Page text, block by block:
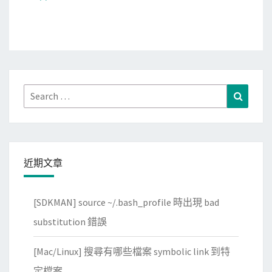
Search
for:
近期文章
[SDKMAN] source ~/.bash_profile 時出現 bad
substitution 錯誤
[Mac/Linux] 搜尋有哪些檔案 symbolic link 到特